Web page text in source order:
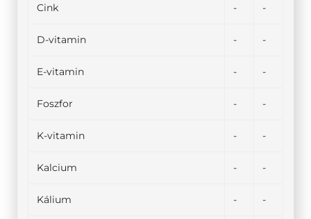
Cink - -
D-vitamin - -
E-vitamin - -
Foszfor - -
K-vitamin - -
Kalcium - -
Kálium - -